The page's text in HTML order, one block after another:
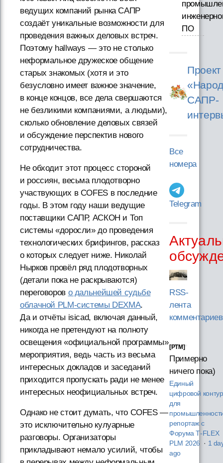
ведущих компаний рынка САПР
создаёт уникальные возможности для
проведения важных деловых встреч.
Поэтому hallways — это не столько
неформальное дружеское общение
старых знакомых (хотя и это
безусловно имеет важное значение,
в конце концов, все дела свершаются
не безликими компаниями, а людьми),
сколько обновление деловых связей
и обсуждение перспектив нового
сотрудничества.
Не обходит этот процесс стороной
и россиян, весьма плодотворно
участвующих в COFES в последние
годы. В этом году наши ведущие
поставщики САПР, АСКОН и Топ
системы «доросли» до проведения
технологических брифингов, рассказ
о которых следует ниже. Николай
Нырков провёл ряд плодотворных
(детали пока не раскрываются)
переговоров о дальнейшей судьбе
облачной PLM-системы DEXMA.
Да и отчёты isicad, включая данный,
никогда не претендуют на полноту
освещения «официальной программы»
мероприятия, ведь часть из весьма
интересных докладов и заседаний
приходится пропускать ради не менее
интересных неофициальных встреч.
Однако не стоит думать, что COFES —
это исключительно кулуарные
разговоры. Организаторы
прикладывают немало усилий, чтобы
ПО
Проект
САПР-
Все
номера
Telegram
RSS-
лента
комментариев
[PTM]
Примерно
ничего пока)
Единый
цифровой контур
для
репортаж с
Форума T‑FLEX
PLM 2026 · 1
ago